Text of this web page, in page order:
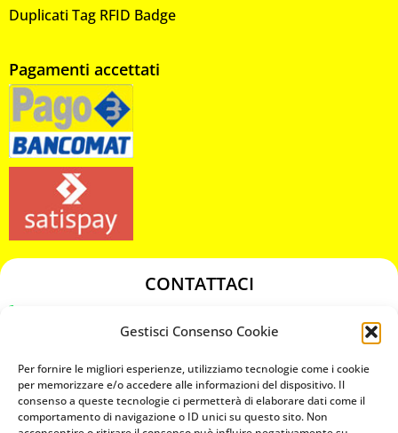
Gestisci Consenso Cookie
Per fornire le migliori esperienze, utilizziamo tecnologie come i cookie
per memorizzare e/o accedere alle informazioni del dispositivo. Il
consenso a queste tecnologie ci permetterà di elaborare dati come il
comportamento di navigazione o ID unici su questo sito. Non
Duplicati Tag RFID Badge
Pagamenti accettati
CONTATTACI
chiavicodificate@gmail.com
Privacy Policy